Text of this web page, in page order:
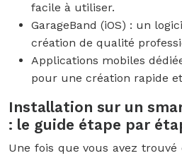
facile à utiliser.
GarageBand (iOS) : un
création de qualité
Applications mobiles
pour une création rapide
Installation sur un
: le guide étape par
Une fois que vous avez trouvé